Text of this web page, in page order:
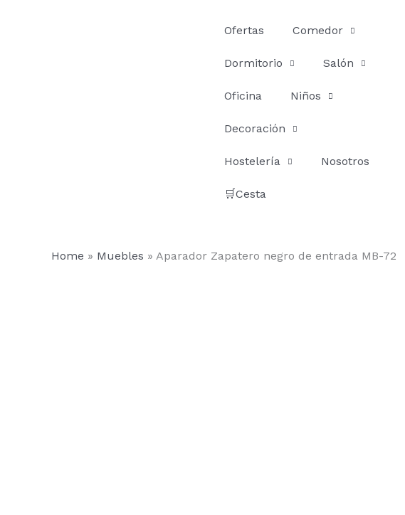
Ofertas Comedor
Dormitorio Salón
Oficina Niños
Decoración
Hostelería Nosotros
🛒Cesta
Home » Muebles » Aparador Zapatero negro de entrada MB-72